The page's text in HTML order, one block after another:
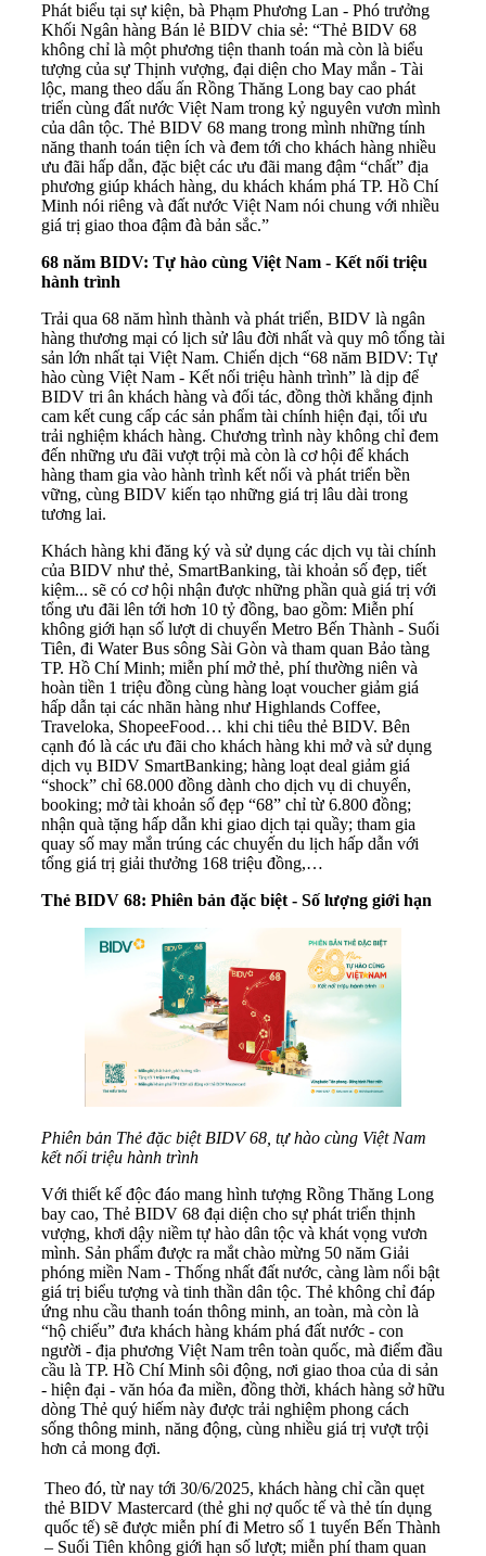
Phát biểu tại sự kiện, bà Phạm Phương Lan - Phó trưởng
Khối Ngân hàng Bán lẻ BIDV chia sẻ: “Thẻ BIDV 68
không chỉ là một phương tiện thanh toán mà còn là biểu
tượng của sự Thịnh vượng, đại diện cho May mắn - Tài
lộc, mang theo dấu ấn Rồng Thăng Long bay cao phát
triển cùng đất nước Việt Nam trong kỷ nguyên vươn mình
của dân tộc. Thẻ BIDV 68 mang trong mình những tính
năng thanh toán tiện ích và đem tới cho khách hàng nhiều
ưu đãi hấp dẫn, đặc biệt các ưu đãi mang đậm “chất” địa
phương giúp khách hàng, du khách khám phá TP. Hồ Chí
Minh nói riêng và đất nước Việt Nam nói chung với nhiều
giá trị giao thoa đậm đà bản sắc.”
68 năm BIDV: Tự hào cùng Việt Nam - Kết nối triệu
hành trình
Trải qua 68 năm hình thành và phát triển, BIDV là ngân
hàng thương mại có lịch sử lâu đời nhất và quy mô tổng tài
sản lớn nhất tại Việt Nam. Chiến dịch “68 năm BIDV: Tự
hào cùng Việt Nam - Kết nối triệu hành trình” là dịp để
BIDV tri ân khách hàng và đối tác, đồng thời khẳng định
cam kết cung cấp các sản phẩm tài chính hiện đại, tối ưu
trải nghiệm khách hàng. Chương trình này không chỉ đem
đến những ưu đãi vượt trội mà còn là cơ hội để khách
hàng tham gia vào hành trình kết nối và phát triển bền
vững, cùng BIDV kiến tạo những giá trị lâu dài trong
tương lai.
Khách hàng khi đăng ký và sử dụng các dịch vụ tài chính
của BIDV như thẻ, SmartBanking, tài khoản số đẹp, tiết
kiệm... sẽ có cơ hội nhận được những phần quà giá trị với
tổng ưu đãi lên tới hơn 10 tỷ đồng, bao gồm: Miễn phí
không giới hạn số lượt di chuyển Metro Bến Thành - Suối
Tiên, đi Water Bus sông Sài Gòn và tham quan Bảo tàng
TP. Hồ Chí Minh; miễn phí mở thẻ, phí thường niên và
hoàn tiền 1 triệu đồng cùng hàng loạt voucher giảm giá
hấp dẫn tại các nhãn hàng như Highlands Coffee,
Traveloka, ShopeeFood… khi chi tiêu thẻ BIDV. Bên
cạnh đó là các ưu đãi cho khách hàng khi mở và sử dụng
dịch vụ BIDV SmartBanking; hàng loạt deal giảm giá
“shock” chỉ 68.000 đồng dành cho dịch vụ di chuyển,
booking; mở tài khoản số đẹp “68” chỉ từ 6.800 đồng;
nhận quà tặng hấp dẫn khi giao dịch tại quầy; tham gia
quay số may mắn trúng các chuyến du lịch hấp dẫn với
tổng giá trị giải thưởng 168 triệu đồng,…
Thẻ BIDV 68: Phiên bản đặc biệt - Số lượng giới hạn
Phiên bản Thẻ đặc biệt BIDV 68, tự hào cùng Việt Nam
kết nối triệu hành trình
Với thiết kế độc đáo mang hình tượng Rồng Thăng Long
bay cao, Thẻ BIDV 68 đại diện cho sự phát triển thịnh
vượng, khơi dậy niềm tự hào dân tộc và khát vọng vươn
mình. Sản phẩm được ra mắt chào mừng 50 năm Giải
phóng miền Nam - Thống nhất đất nước, càng làm nổi bật
giá trị biểu tượng và tinh thần dân tộc. Thẻ không chỉ đáp
ứng nhu cầu thanh toán thông minh, an toàn, mà còn là
“hộ chiếu” đưa khách hàng khám phá đất nước - con
người - địa phương Việt Nam trên toàn quốc, mà điểm đầu
cầu là TP. Hồ Chí Minh sôi động, nơi giao thoa của di sản
- hiện đại - văn hóa đa miền, đồng thời, khách hàng sở hữu
dòng Thẻ quý hiếm này được trải nghiệm phong cách
sống thông minh, năng động, cùng nhiều giá trị vượt trội
hơn cả mong đợi.
Theo đó, từ nay tới 30/6/2025, khách hàng chỉ cần quẹt
thẻ BIDV Mastercard (thẻ ghi nợ quốc tế và thẻ tín dụng
quốc tế) sẽ được miễn phí đi Metro số 1 tuyến Bến Thành
– Suối Tiên không giới hạn số lượt; miễn phí tham quan